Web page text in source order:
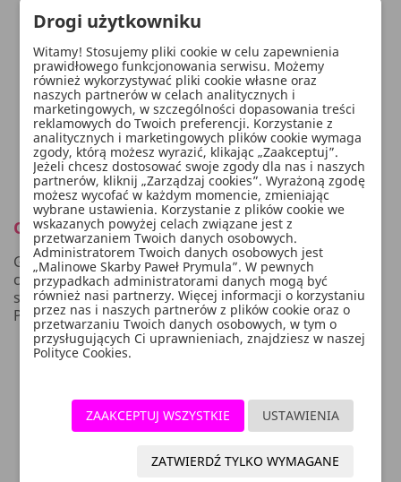
Opis
Gwiazda papierowa pięcioramienna wykonana z
czerwonego lustrzanego papieru, ze srebrnym
sznurkiem, średnica ok. 30 cm.
Produkt do samodzielnego złożenia.
SZYBKA DOSTAWA:
Drogi użytkowniku
Witamy! Stosujemy pliki cookie w celu zapewnienia
prawidłowego funkcjonowania serwisu. Możemy
również wykorzystywać pliki cookie własne oraz
naszych partnerów w celach analitycznych i
marketingowych, w szczególności dopasowania treści
reklamowych do Twoich preferencji. Korzystanie z
analitycznych i marketingowych plików cookie wymaga
zgody, którą możesz wyrazić, klikając „Zaakceptuj”.
Jeżeli chcesz dostosować swoje zgody dla nas i naszych
partnerów, kliknij „Zarządzaj cookies”. Wyrażoną zgodę
możesz wycofać w każdym momencie, zmieniając
wybrane ustawienia. Korzystanie z plików cookie we
wskazanych powyżej celach związane jest z
przetwarzaniem Twoich danych osobowych.
Administratorem Twoich danych osobowych jest
„Malinowe Skarby Paweł Prymula”. W pewnych
przypadkach administratorami danych mogą być
również nasi partnerzy. Więcej informacji o korzystaniu
przez nas i naszych partnerów z plików cookie oraz o
przetwarzaniu Twoich danych osobowych, w tym o
przysługujących Ci uprawnieniach, znajdziesz w naszej
Polityce Cookies.
USTAWIENIA
ZAAKCEPTUJ WSZYSTKIE
ZATWIERDŹ TYLKO WYMAGANE